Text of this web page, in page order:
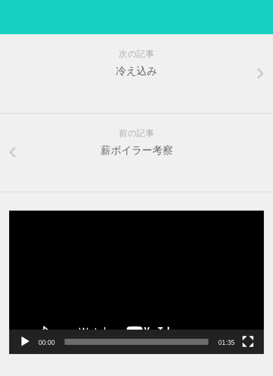
次の記事
冷え込み
前の記事
薪ボイラー考察
00:00 01:35